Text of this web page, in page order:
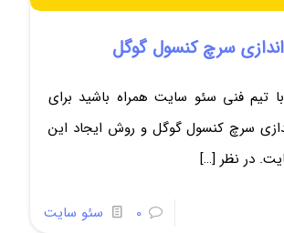
سرچ کنسول گوگل
تیم فنی سئو سایت همراه باشید برای
سرچ کنسول گوگل و روش ایجاد این
در نظر […]
0 سئو سایت